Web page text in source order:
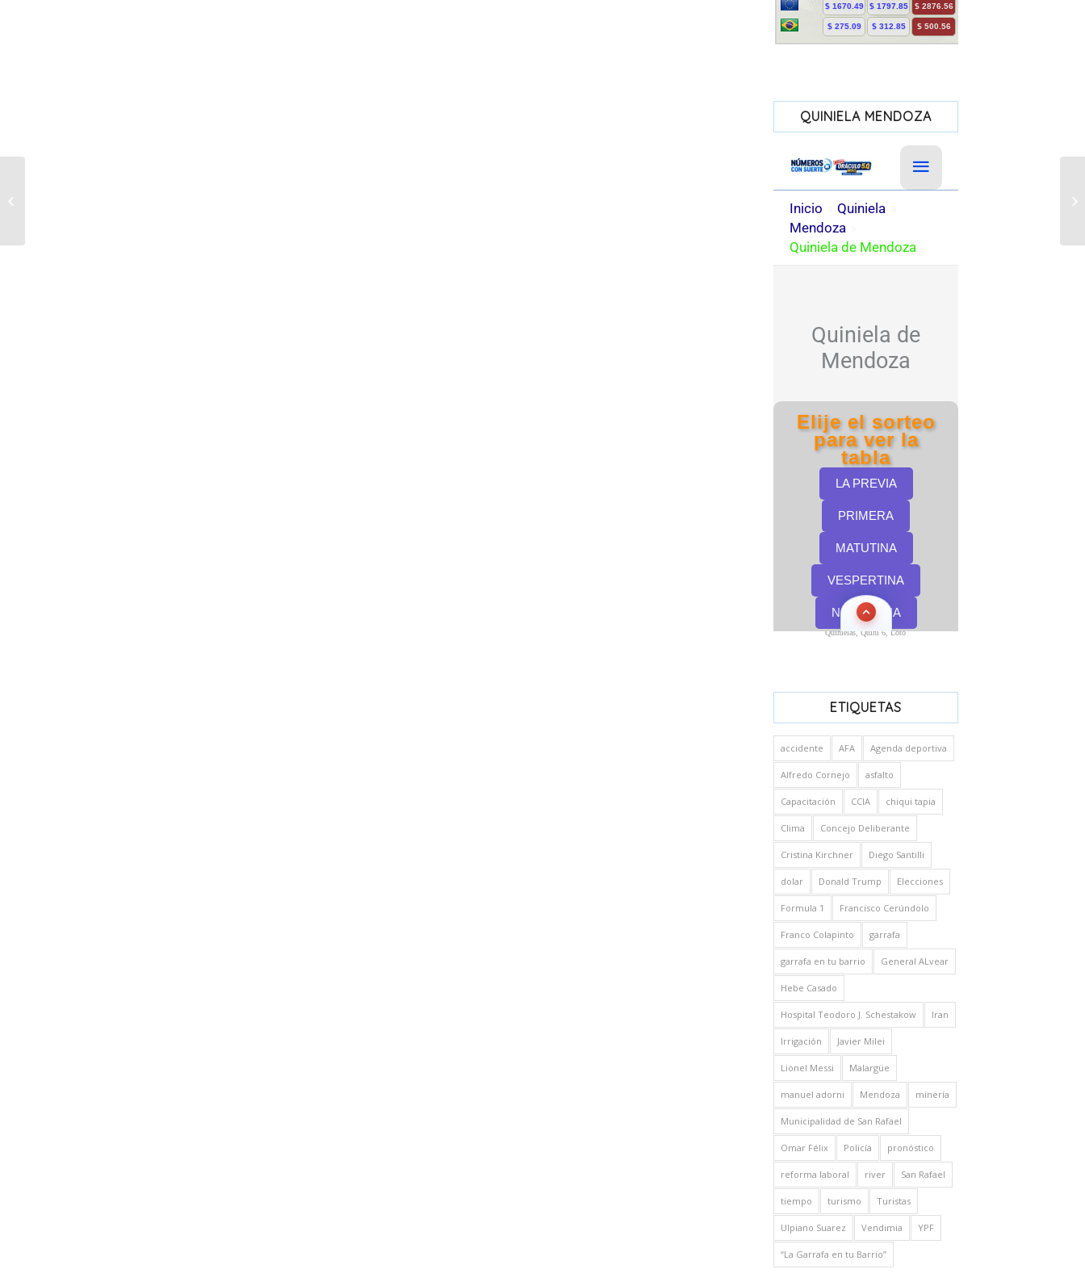
QUINIELA MENDOZA
Quinielas, Quini 6, Loto
ETIQUETAS
accidente AFA Agenda deportiva
Alfredo Cornejo asfalto
Capacitación CCIA chiqui tapia
Clima Concejo Deliberante
Cristina Kirchner Diego Santilli
dolar Donald Trump Elecciones
Formula 1 Francisco Cerúndolo
Franco Colapinto garrafa
garrafa en tu barrio General ALvear
Hebe Casado
Hospital Teodoro J. Schestakow Iran
Irrigación Javier Milei
Lionel Messi Malargüe
manuel adorni Mendoza minería
Municipalidad de San Rafael
Omar Félix Policía pronóstico
reforma laboral river San Rafael
tiempo turismo Turistas
Ulpiano Suarez Vendimia YPF
“La Garrafa en tu Barrio”